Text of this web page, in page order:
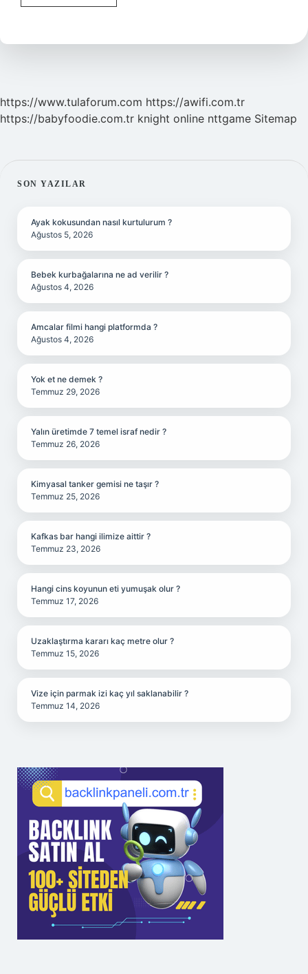
Nazariyesi
https://www.tulaforum.com https://awifi.com.tr
https://babyfoodie.com.tr knight online nttgame Sitemap
SIDEBAR
SON YAZILAR
Ayak kokusundan nasıl kurtulurum ?
Ağustos 5, 2026
Bebek kurbağalarına ne ad verilir ?
Ağustos 4, 2026
Amcalar filmi hangi platformda ?
Ağustos 4, 2026
Yok et ne demek ?
Temmuz 29, 2026
Yalın üretimde 7 temel israf nedir ?
Temmuz 26, 2026
Kimyasal tanker gemisi ne taşır ?
Temmuz 25, 2026
Kafkas bar hangi ilimize aittir ?
Temmuz 23, 2026
Hangi cins koyunun eti yumuşak olur ?
Temmuz 17, 2026
Uzaklaştırma kararı kaç metre olur ?
Temmuz 15, 2026
Vize için parmak izi kaç yıl saklanabilir ?
Temmuz 14, 2026